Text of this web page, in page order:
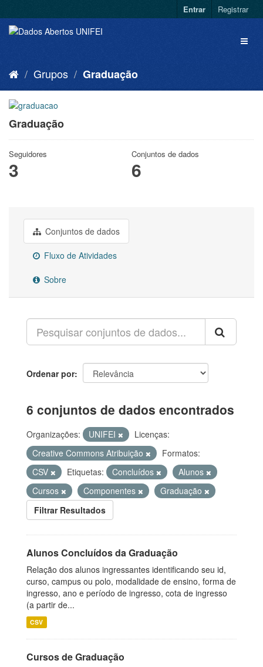
Entrar Registrar
Grupos Graduação
Graduação
Seguidores
3
Conjuntos de dados
6
Conjuntos de dados
Fluxo de Atividades
Sobre
Ordenar por
6 conjuntos de dados encontrados
Organizações: UNIFEI
Licenças:
Creative Commons Atribuição
Formatos:
CSV
Etiquetas: Concluídos
Alunos
Cursos
Componentes
Graduação
Filtrar Resultados
Alunos Concluídos da Graduação
Relação dos alunos ingressantes identificando seu id,
curso, campus ou polo, modalidade de ensino, forma de
ingresso, ano e período de ingresso, cota de ingresso
(a partir de...
CSV
Cursos de Graduação